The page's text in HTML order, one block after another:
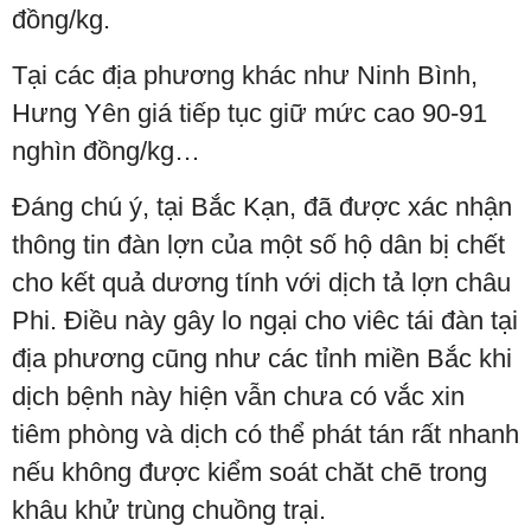
đồng/kg.
Tại các địa phương khác như Ninh Bình,
Hưng Yên giá tiếp tục giữ mức cao 90-91
nghìn đồng/kg…
Đáng chú ý, tại Bắc Kạn, đã được xác nhận
thông tin đàn lợn của một số hộ dân bị chết
cho kết quả dương tính với dịch tả lợn châu
Phi. Điều này gây lo ngại cho viêc tái đàn tại
địa phương cũng như các tỉnh miền Bắc khi
dịch bệnh này hiện vẫn chưa có vắc xin
tiêm phòng và dịch có thể phát tán rất nhanh
nếu không được kiểm soát chăt chẽ trong
khâu khử trùng chuồng trại.